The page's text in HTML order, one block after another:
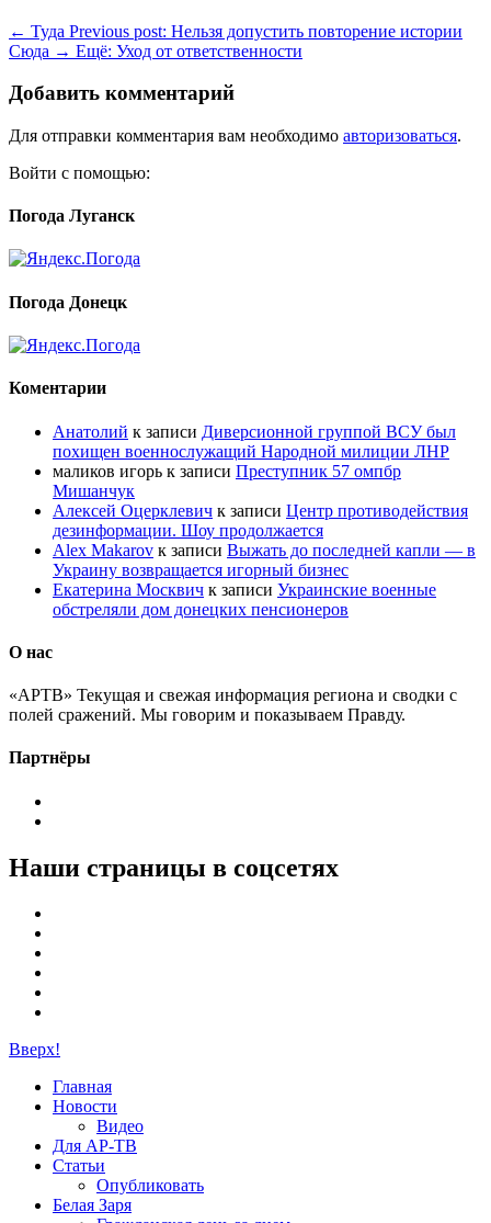
← Туда Previous post: Нельзя допустить повторение истории
Сюда → Ещё: Уход от ответственности
Добавить комментарий
Для отправки комментария вам необходимо авторизоваться.
Войти с помощью:
Погода Луганск
Погода Донецк
Коментарии
Анатолий к записи Диверсионной группой ВСУ был
похищен военнослужащий Народной милиции ЛНР
маликов игорь к записи Преступник 57 омпбр
Мишанчук
Алексей Оцерклевич к записи Центр противодействия
дезинформации. Шоу продолжается
Alex Makarov к записи Выжать до последней капли — в
Украину возвращается игорный бизнес
Екатерина Москвич к записи Украинские военные
обстреляли дом донецких пенсионеров
О нас
«АРТВ» Текущая и свежая информация региона и сводки с
полей сражений. Мы говорим и показываем Правду.
Партнёры
Наши страницы в соцсетях
Вверх!
Главная
Новости
Видео
Для АР-ТВ
Статьи
Опубликовать
Белая Заря